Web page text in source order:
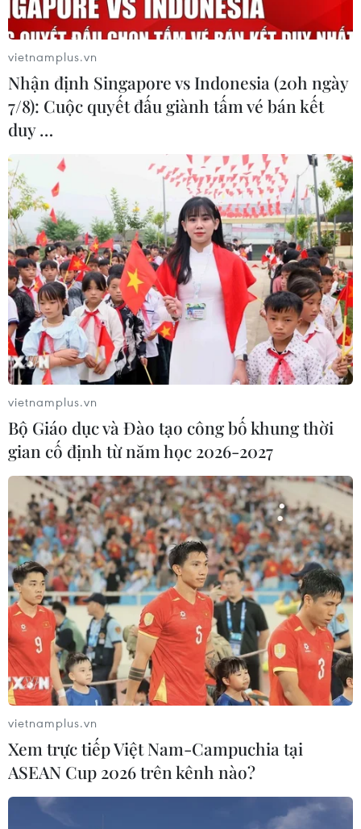
không để Iran tiếp tục làm giàu urani và cho rằng làm
giàu urani “là điều mà Iran không muốn theo đuổi."
vietnamplus.vn
Nhận định Singapore vs Indonesia (20h ngày
7/8): Cuộc quyết đấu giành tấm vé bán kết
duy …
vietnamplus.vn
Bộ Giáo dục và Đào tạo công bố khung thời
gian cố định từ năm học 2026-2027
vietnamplus.vn
Xem trực tiếp Việt Nam-Campuchia tại
ASEAN Cup 2026 trên kênh nào?